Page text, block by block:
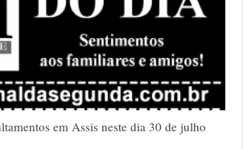
em Assis neste dia 30 de julho